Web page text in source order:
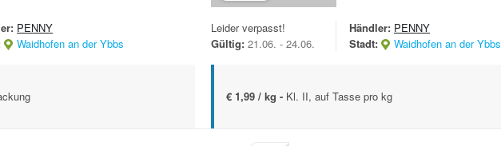
PENNY
Waidhofen an der Ybbs
Leider verpasst!
Gültig: 21.06. - 24.06.
Händler: PENNY
Stadt:
Waidhofen an der Ybbs
€ 1,99 / kg - Kl. II, auf Tasse pro kg